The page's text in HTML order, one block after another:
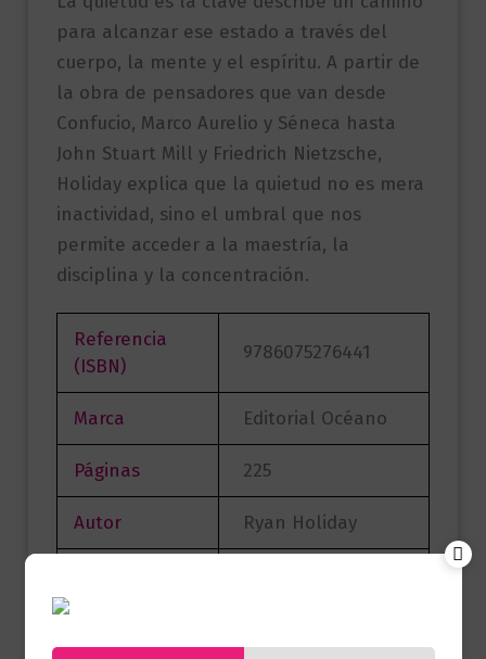
para alcanzar ese estado a través del
cuerpo, la mente y el espíritu. A partir de
la obra de pensadores que van desde
Confucio, Marco Aurelio y Séneca hasta
John Stuart Mill y Friedrich Nietzsche,
Holiday explica que la quietud no es mera
inactividad, sino el umbral que nos
permite acceder a la maestría, la
disciplina y la concentración.
Referencia
(ISBN)
9786075276441
Marca Editorial Océano
Páginas 225
Autor Ryan Holiday